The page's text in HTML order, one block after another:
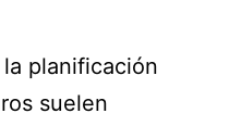
planificación
suelen